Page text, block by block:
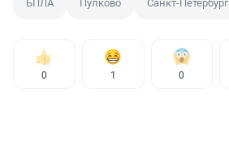
БПЛА Пулково Санкт-Петербург
0 1 0